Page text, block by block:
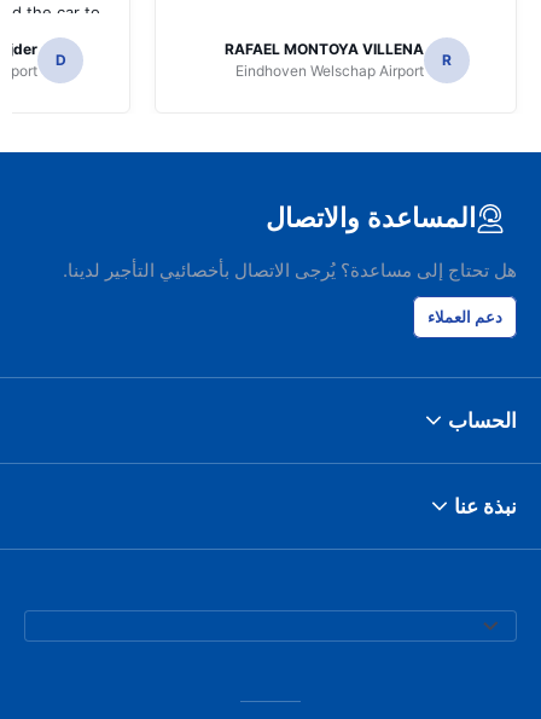
R
RAFAEL MONTOYA VILLENA
Eindhoven Welschap Airport
the car to
the lady at
the car
and after
light but it
(I'm in Hertz
D
المساعدة والاتصال
هل تحتاج إلى مساعدة؟ يُرجى الاتصال بأخصائيي التأجير لدينا.
دعم العملاء
الحساب
نبذة عنا